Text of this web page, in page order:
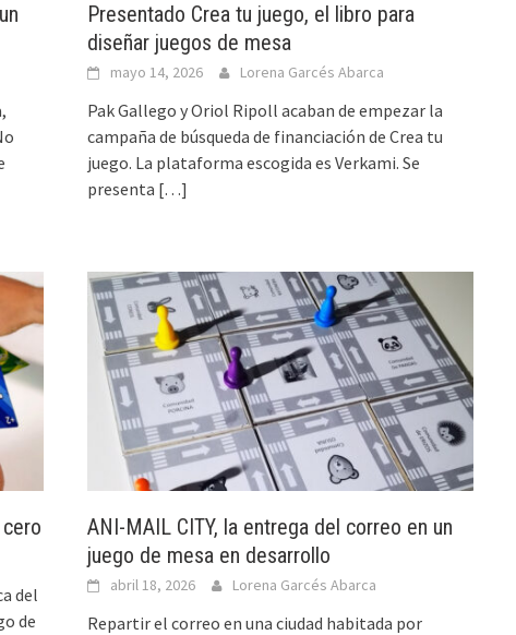
Presentado Crea tu juego, el libro para
diseñar juegos de mesa
mayo 14, 2026 Lorena Garcés Abarca
Pak Gallego y Oriol Ripoll acaban de empezar la
campaña de búsqueda de financiación de Crea tu
juego. La plataforma escogida es Verkami. Se
presenta […]
del
de
ANI-MAIL CITY, la entrega del correo en un
juego de mesa en desarrollo
abril 18, 2026 Lorena Garcés Abarca
Repartir el correo en una ciudad habitada por